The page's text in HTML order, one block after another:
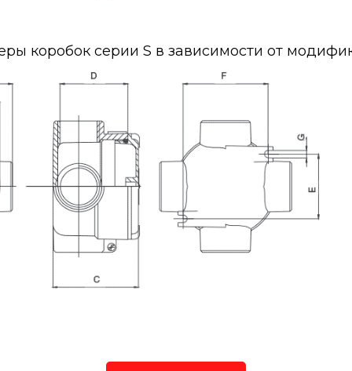
коробок серии S в зависимости от